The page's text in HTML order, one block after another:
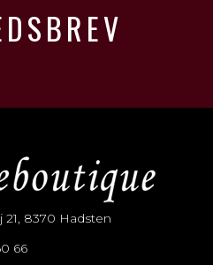
21, 8370 Hadsten
66